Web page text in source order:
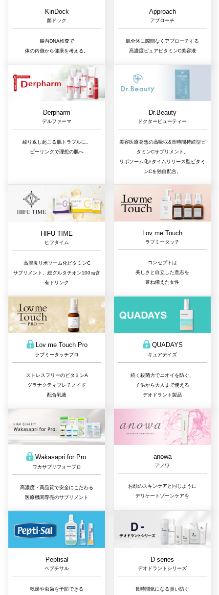
KinDock
菌ドック
腸内DNA検査で
体の内側から健康を考える。
Approach
アプローチ
肌全体に隙間なくアプローチする
高濃度ピュアビタミンC美容液
Derpharm
デルファーマ
繰り返し起こる肌トラブルに。
ピーリングで理想の肌へ
Dr.Beauty
ドクタービューティー
美容医療発想の高吸収&長時間持続型ビ
タミンCサプリメント。
リポソーム化×タイムリリース型ビタミ
ンCを独自配合。
HIFU TIME
ヒフタイム
高濃度リポソーム化ビタミンC
サプリメント、総グルタチオン100㎎含
有ドリンク
Lov me Touch
ラブミータッチ
コンセプトは
美しさと自立した意志を
兼ね備えた女性
Lov me Touch Pro
ラブミータッチプロ
ストレスフリーのビタミンA
グラナクティブレチノイド
配合乳液
QUADAYS
キュアデイズ
続く殺菌力でニオイを防ぐ、
子供から大人まで使える
デオドラント製品
Wakasapri for Pro.
ワカサプリフォープロ
高濃度・高品質で安全にこだわる
医療機関専売のサプリメント
anowa
アノワ
お顔のスキンケアと同じように
デリケートゾーンケアを
Peptisal
ペプチサル
乾燥や虫歯を予防できる
D series
デオドラントシリーズ
長時間気になる臭い防ぐ